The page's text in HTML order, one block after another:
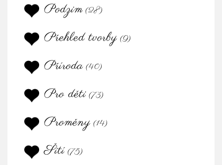
Podzim (28)
Přehled tvorby (9)
Příroda (40)
Pro děti (73)
Proměny (14)
Šití (75)